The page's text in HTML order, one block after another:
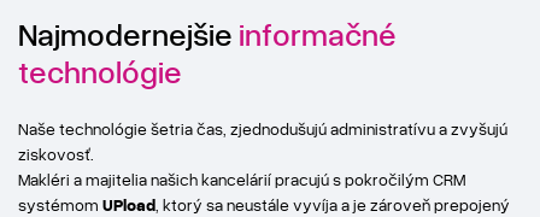
Najmodernejšie informačné
technológie
Naše technológie šetria čas, zjednodušujú administratívu a zvyšujú
ziskovosť.
Makléri a majitelia našich kancelárií pracujú s pokročilým CRM
systémom UPload , ktorý sa neustále vyvíja a je zároveň prepojený